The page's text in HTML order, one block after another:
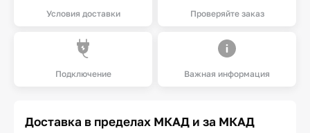
Условия доставки Проверяйте заказ
Подключение Важная информация
Доставка в пределах МКАД и за МКАД